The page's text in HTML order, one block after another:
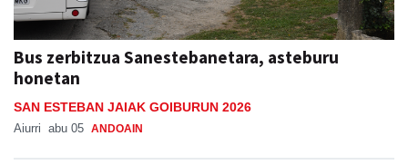
Bus zerbitzua Sanestebanetara, asteburu
honetan
SAN ESTEBAN JAIAK GOIBURUN 2026
Aiurri abu 05 ANDOAIN